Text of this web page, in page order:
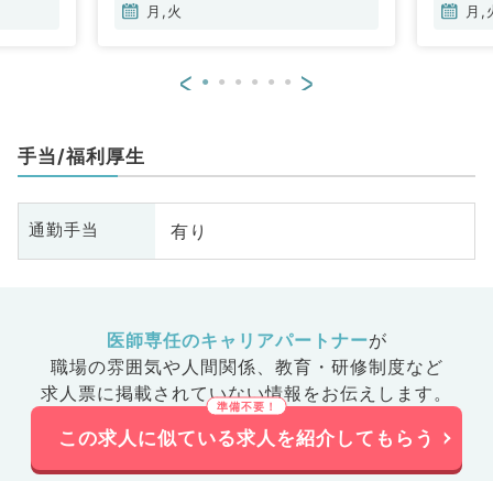
月,火 月,
< >
手当/福利厚生
通勤手当 有り
医師専任のキャリアパートナーが
職場の雰囲気や人間関係、 教育・研修制度など
求人票に掲載されていない情報をお伝えします。
この求人に似ている求人を紹介してもらう